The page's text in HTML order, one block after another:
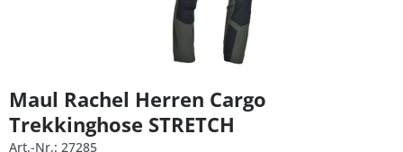
Maul Rachel Herren Cargo
Trekkinghose STRETCH
Art.-Nr.: 27285